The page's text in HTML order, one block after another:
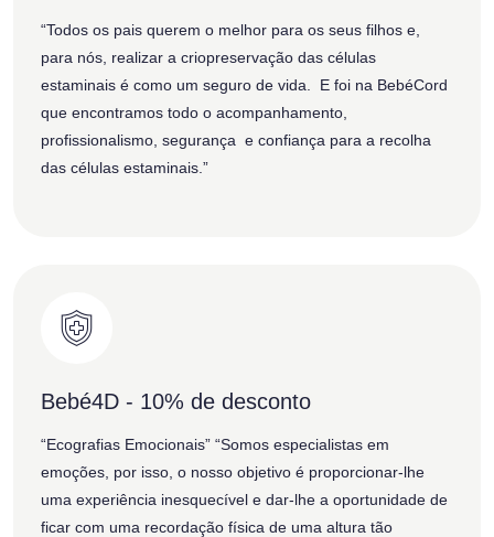
“Todos os pais querem o melhor para os seus filhos e,
para nós, realizar a criopreservação das células
estaminais é como um seguro de vida. E foi na BebéCord
que encontramos todo o acompanhamento,
profissionalismo, segurança e confiança para a recolha
das células estaminais.”
Bebé4D - 10% de desconto
“Ecografias Emocionais” “Somos especialistas em
emoções, por isso, o nosso objetivo é proporcionar-lhe
uma experiência inesquecível e dar-lhe a oportunidade de
ficar com uma recordação física de uma altura tão